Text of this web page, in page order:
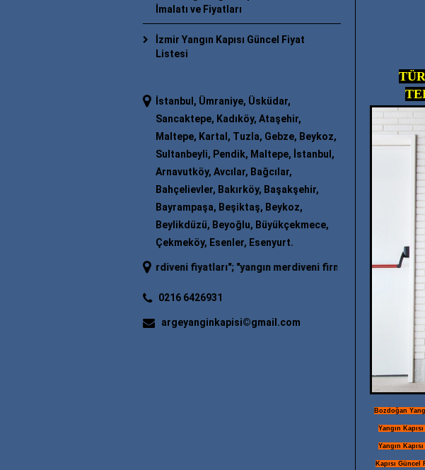
İmalatı ve Fiyatları
İzmir Yangın Kapısı Güncel Fiyat
Listesi
İstanbul, Ümraniye, Üsküdar,
Sancaktepe, Kadıköy, Ataşehir,
Maltepe, Kartal, Tuzla, Gebze, Beykoz,
Sultanbeyli, Pendik, Maltepe, İstanbul,
Arnavutköy, Avcılar, Bağcılar,
Bahçelievler, Bakırköy, Başakşehir,
Bayrampaşa, Beşiktaş, Beykoz,
Beylikdüzü, Beyoğlu, Büyükçekmece,
Çekmeköy, Esenler, Esenyurt.
yangın merdiveni fiyatları"; " yangın merdiveni firmaları"; "yangın merdiveni
0216 6426931
argeyanginkapisi©gmail.com
Bozdoğan
Yangın
Yangın
Kapısı Güncel